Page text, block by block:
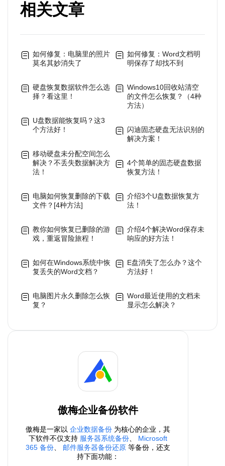
相关文章
如何修复：电脑里的照片
莫名其妙消失了
硬盘恢复数据软件怎么选
择？看这里！
U盘数据能恢复吗？这3
个方法好！
移动硬盘未分配空间怎么
解决？不丢失数据解决方
法！
电脑如何恢复删除的下载
文件？[4种方法]
教你如何恢复已删除的游
戏，重返冒险旅程！
如何在Windows系统中恢
复丢失的Word文档？
电脑图片永久删除怎么恢
复？
如何修复：Word文档明
明保存了却找不到
Windows10回收站清空
的文件怎么恢复？（4种
方法）
闪迪固态硬盘无法识别的
解决方案！
4个简单的固态硬盘数据
恢复方法！
介绍3个U盘数据恢复方
法！
介绍4个解决Word保存未
响应的好方法！
E盘消失了怎么办？这个
方法好！
Word最近使用的文档未
显示怎么解决？
傲梅企业备份软件
傲梅是一家以 企业数据备份 为核心的企业，其
下软件不仅支持 服务器系统备份
Microsoft
365 备份
邮件服务器备份还原 等备份，还支
持下面功能：